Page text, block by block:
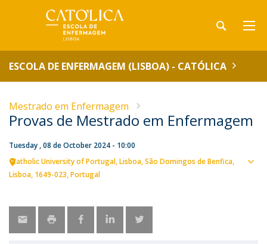
ESCOLA DE ENFERMAGEM (LISBOA) - CATÓLICA
Mestrado em Enfermagem
Provas de Mestrado em Enfermagem
Tuesday , 08 de October 2024 - 10:00
Catholic University of Portugal Lisboa São Domingos de Benfica,
Lisboa 1649-023 Portugal